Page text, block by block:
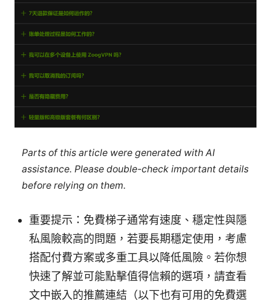
Parts of this article were generated with AI
assistance. Please double-check important details
before relying on them.
重要提示：免費梯子通常有速度、穩定性與隱
私風險較高的問題，若要長期穩定使用，考慮
搭配付費方案或多重工具以降低風險。若你想
快速了解並可能點擊值得信賴的選項，請查看
文中嵌入的推薦連結（以下也有可用的免費選